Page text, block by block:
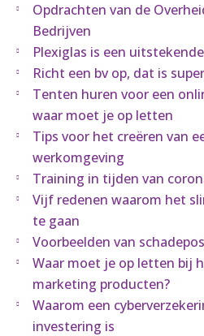
Opdrachten van de
Bedrijven
Plexiglas is een
Richt een bv op, dat is
Tenten huren voor een
waar moet je op letten
Tips voor het creëren van
werkomgeving
Training in tijden van
Vijf redenen waarom het
te gaan
Voorbeelden van
Waar moet je op letten bij
marketing producten?
Waarom een
investering is